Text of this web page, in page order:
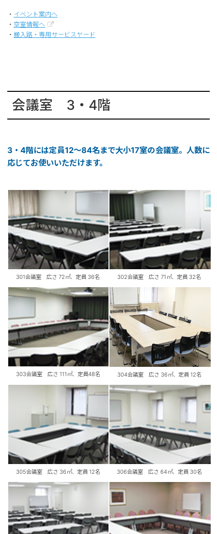
・ イベント案内へ
・ 空室情報へ
・ 搬入路・専用サービスヤード
会議室 3・4階
3・4階には定員12～84名まで大小17室の会議室。人数に
応じてお使いいただけます。
301会議室 広さ 72㎡、定員 36名 302会議室 広さ 71㎡、定員 32名
303会議室 広さ 111㎡、定員48名 304会議室 広さ 36㎡、定員 12名
305会議室 広さ 36㎡、定員 12名 306会議室 広さ 64㎡、定員 30名